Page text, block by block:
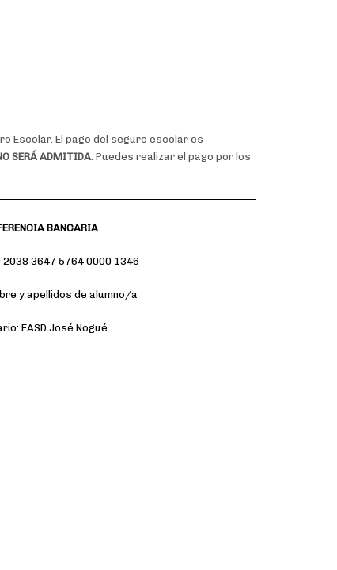
Escolar. El pago del seguro escolar es
SERÁ ADMITIDA. Puedes realizar el pago por los
BANCARIA
2038 3647 5764 0000 1346
y apellidos de alumno/a
EASD José Nogué